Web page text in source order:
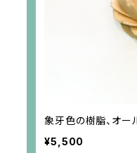
象牙色の樹脂、オー
¥5,500